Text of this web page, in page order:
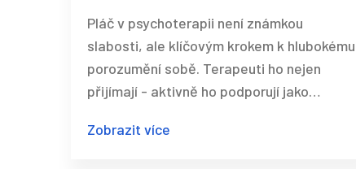
ale klíč k změně
Pláč v psychoterapii není známkou
slabosti, ale klíčovým krokem k hlubokému
porozumění sobě. Terapeuti ho nejen
přijímají - aktivně ho podporují jako
brečet v ordinaci přirozené a jak vede k
Zobrazit více